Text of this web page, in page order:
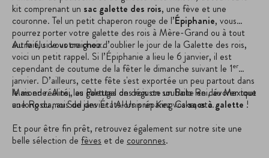
kit comprenant un sac galette des rois, une fève et une
couronne. Tel un petit chaperon rouge de l’Épiphanie, vous
pourrez porter votre galette des rois à Mère-Grand ou à tout
autre élu de votre choix.
Au fait, si vous craignez d’oublier le jour de la Galette des rois,
voici un petit rappel. Si l’Épiphanie a lieu le 6 janvier, il est
cependant de coutume de la fêter le dimanche suivant le 1er
janvier. D’ailleurs, cette fête s'est exportée un peu partout dans
le monde. Ainsi, au Portugal on déguste un Bolo Rei, au Mexique
une Rosca, au Sud des États-Unis un King Cake, etc.
Mais en réalité, les galettes des rois on souhaite en dévorer tout
au long du mois de janvier ! Alors préparez vossacs à galette !
Et pour être fin prêt, retrouvez également sur notre site une
belle sélection de fèves et de couronnes.